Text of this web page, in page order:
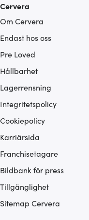
Cervera
Om Cervera
Endast hos oss
Pre Loved
Hållbarhet
Lagerrensning
Integritetspolicy
Cookiepolicy
Karriärsida
Franchisetagare
Bildbank för press
Tillgänglighet
Sitemap Cervera